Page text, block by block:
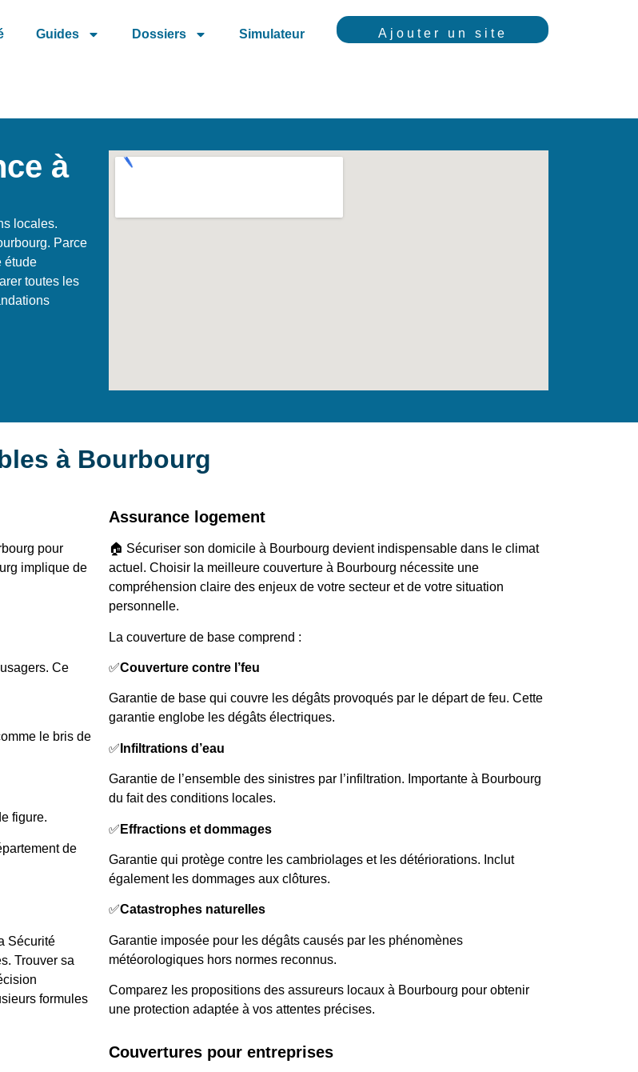
Guides Dossiers Simulateur Ajouter un site
à
locales.
Parce
étude
toutes les
à Bourbourg
pour
implique de
Ce
le bris de
figure.
de
Sécurité
Trouver sa
formules
Assurance logement
🏠 Sécuriser son domicile à Bourbourg devient indispensable dans le climat
actuel. Choisir la meilleure couverture à Bourbourg nécessite une
compréhension claire des enjeux de votre secteur et de votre situation
personnelle.
La couverture de base comprend :
✅Couverture contre l’feu
Garantie de base qui couvre les dégâts provoqués par le départ de feu. Cette
garantie englobe les dégâts électriques.
✅ Infiltrations d’eau
Garantie de l’ensemble des sinistres par l’infiltration. Importante à Bourbourg
du fait des conditions locales.
✅ Effractions et dommages
Garantie qui protège contre les cambriolages et les détériorations. Inclut
également les dommages aux clôtures.
✅Catastrophes naturelles
Garantie imposée pour les dégâts causés par les phénomènes
météorologiques hors normes reconnus.
Comparez les propositions des assureurs locaux à Bourbourg pour obtenir
une protection adaptée à vos attentes précises.
Couvertures pour entreprises